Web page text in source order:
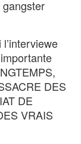
DES
DE
VRAIS